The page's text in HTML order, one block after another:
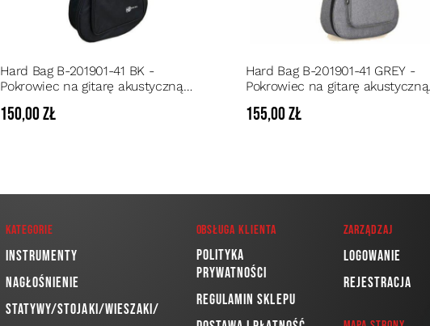
Hard Bag B-201901-41 BK -
Pokrowiec na gitarę akustyczną
150,00 zł
Hard Bag B-201901-41 GREY -
Pokrowiec na gitarę akustyczną
155,00 zł
Kategorie
Instrumenty
Nagłośnienie
Statywy/Stojaki/Wieszaki/
Obsługa klienta
Polityka
prywatności
Regulamin sklepu
Zarządzaj
Logowanie
Rejestracja